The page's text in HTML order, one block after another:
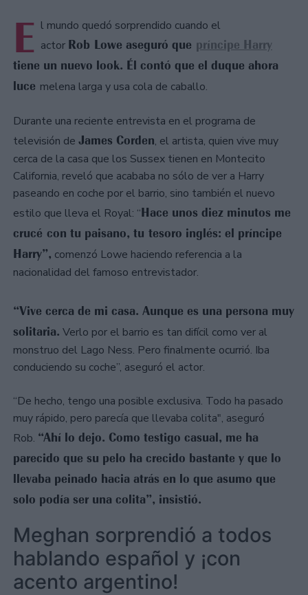
E l mundo quedó sorprendido cuando el
actor Rob Lowe aseguró que príncipe Harry
tiene un nuevo look. Él contó que el duque ahora
luce melena larga y usa cola de caballo.
Durante una reciente entrevista en el programa de
televisión de James Corden, el artista, quien vive muy
cerca de la casa que los Sussex tienen en Montecito
California, reveló que acababa no sólo de ver a Harry
paseando en coche por el barrio, sino también el nuevo
estilo que lleva el Royal: “Hace unos diez minutos me
crucé con tu paisano, tu tesoro inglés: el príncipe
Harry”, comenzó Lowe haciendo referencia a la
nacionalidad del famoso entrevistador.
“Vive cerca de mi casa. Aunque es una persona muy
solitaria. Verlo por el barrio es tan difícil como ver al
monstruo del Lago Ness. Pero finalmente ocurrió. Iba
conduciendo su coche”, aseguró el actor.
“De hecho, tengo una posible exclusiva. Todo ha pasado
muy rápido, pero parecía que llevaba colita", aseguró
Rob. “Ahí lo dejo. Como testigo casual, me ha
parecido que su pelo ha crecido bastante y que lo
llevaba peinado hacia atrás en lo que asumo que
solo podía ser una colita”, insistió.
Meghan sorprendió a todos
hablando español y ¡con
acento argentino!